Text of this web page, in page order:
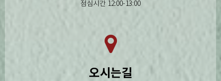
점심시간 12:00-13:00
오시는길